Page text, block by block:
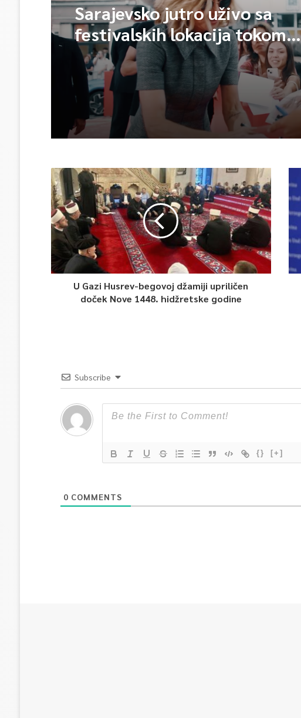
Sarajevsko jutro uživo sa
festivalskih lokacija tokom
trajanja SFF-a
U Gazi Husrev-begovoj džamiji upriličen
doček Nove 1448. hidžretske godine
Subscribe
{} [+]
0 COMMENTS